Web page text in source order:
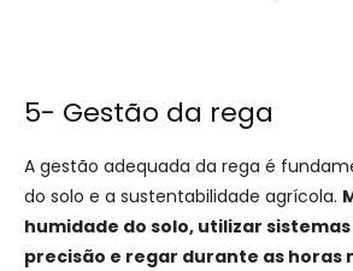
5- Gestão da rega
A gestão adequada da rega é
do solo e a sustentabilidade agrícola.
humidade do solo, utilizar
precisão e regar durante as horas